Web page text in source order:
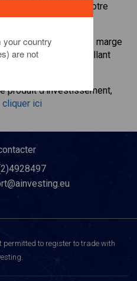
directement sur notre
CFD.
enCivic
avec une marge
et un levier allant
1:200
produit d'investissement,
cliquer ici
permitted to register to trade with
your country
are not